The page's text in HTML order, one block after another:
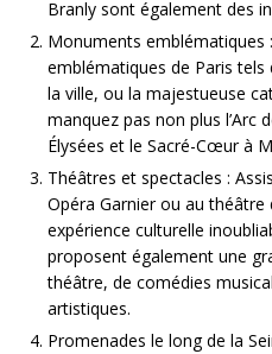
Branly sont également des
Monuments emblématiques
emblématiques de Paris
la ville, ou la majestueuse
manquez pas non plus l’Arc
Élysées et le Sacré-Cœur à
Théâtres et spectacles :
Opéra Garnier ou au théâtre
expérience culturelle
proposent également une
théâtre, de comédies
artistiques.
Promenades le long de la